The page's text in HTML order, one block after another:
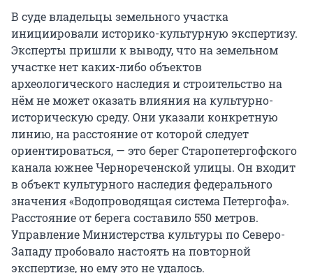
В суде владельцы земельного участка
инициировали историко-культурную экспертизу.
Эксперты пришли к выводу, что на земельном
участке нет каких-либо объектов
археологического наследия и строительство на
нём не может оказать влияния на культурно-
историческую среду. Они указали конкретную
линию, на расстояние от которой следует
ориентироваться, — это берег Старопетергофского
канала южнее Чернореченской улицы. Он входит
в объект культурного наследия федерального
значения «Водопроводящая система Петергофа».
Расстояние от берега составило 550 метров.
Управление Министерства культуры по Северо-
Западу пробовало настоять на повторной
экспертизе, но ему это не удалось.